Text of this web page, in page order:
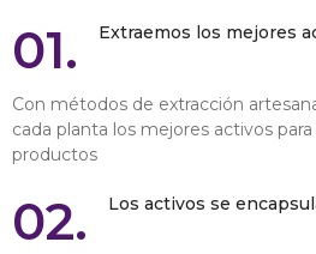
01. Extraemos los mejores
Con métodos de extracción
cada planta los mejores activos
productos
02. Los activos se